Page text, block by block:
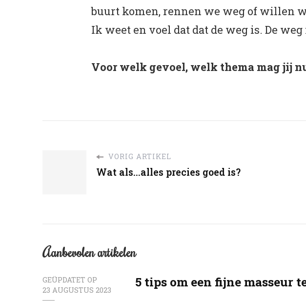
buurt komen, rennen we weg of willen
Ik weet en voel dat dat de weg is. De
Voor welk gevoel, welk thema mag jij
VORIG ARTIKEL
Wat als...alles precies goed is?
Aanbevolen artikelen
GEÜPDATET OP
23 AUGUSTUS 2023
5 tips om een fijne masseur